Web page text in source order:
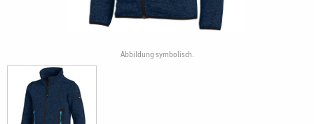
Abbildung symbolisch.